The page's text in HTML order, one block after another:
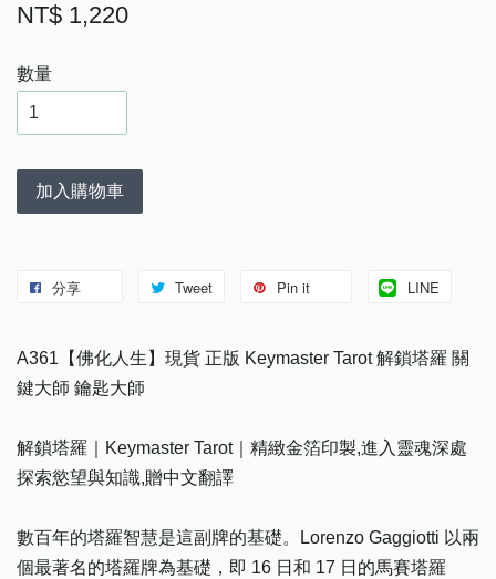
NT$ 1,220
數量
加入購物車
分享 Tweet Pin it LINE
A361【佛化人生】現貨 正版 Keymaster Tarot 解鎖塔羅 關
鍵大師 鑰匙大師
解鎖塔羅｜Keymaster Tarot｜精緻金箔印製,進入靈魂深處
探索慾望與知識,贈中文翻譯
數百年的塔羅智慧是這副牌的基礎。Lorenzo Gaggiotti 以兩
個最著名的塔羅牌為基礎，即 16 日和 17 日的馬賽塔羅